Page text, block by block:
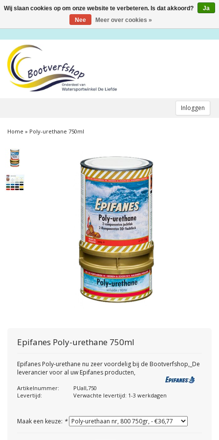
Inloggen
Toggle
Home » Poly-urethane 750ml
Epifanes Poly-urethane 750ml
Epifanes Poly-urethane nu zeer voordelig bij de Bootverfshop,_De
leverancier voor al uw Epifanes producten,
Artikelnummer:
PUall,750
Levertijd:
Verwachte levertijd: 1-3 werkdagen
Maak een keuze: *
Wij slaan cookies op om onze website te verbeteren. Is dat akkoord?
Ja
Nee
Meer over cookies »